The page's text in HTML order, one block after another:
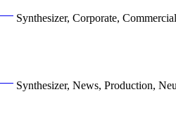
Synthesizer, Corporate,
Synthesizer, News, Production,